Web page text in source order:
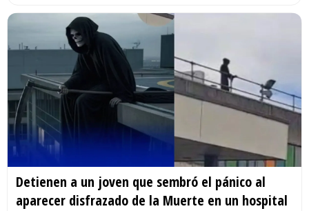
Detienen a un joven que sembró el pánico al
aparecer disfrazado de la Muerte en un hospital